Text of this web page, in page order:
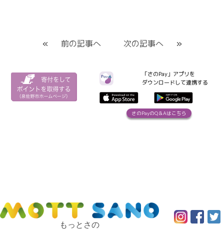
« 前の記事へ 次の記事へ »
「さのPay」アプリを
ダウンロードして連携する
さのPayのQ＆Aはこちら
もっとさの